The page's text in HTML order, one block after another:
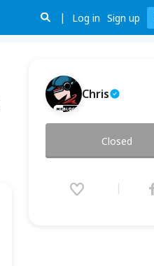
Log in Sign up
Chris
線下活動 (Zeeverse +
Puffer.fi)
(GMT+8)
Closed